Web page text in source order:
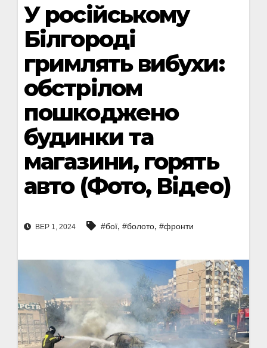
У російському
Білгороді
гримлять вибухи:
обстрілом
пошкоджено
будинки та
магазини, горять
авто (Фото, Відео)
ВЕР 1, 2024 #бої, #болото, #фронти